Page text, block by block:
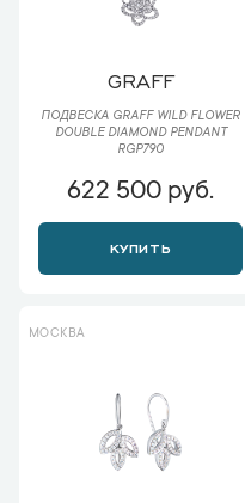
GRAFF
ПОДВЕСКА GRAFF WILD FLOWER
DOUBLE DIAMOND PENDANT
RGP790
622 500 руб.
КУПИТЬ
МОСКВА